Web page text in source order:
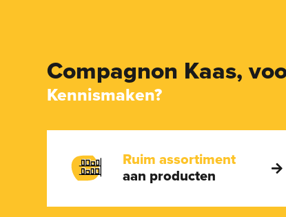
Compagnon Kaas,
Kennismaken?
Ruim assortiment
aan producten